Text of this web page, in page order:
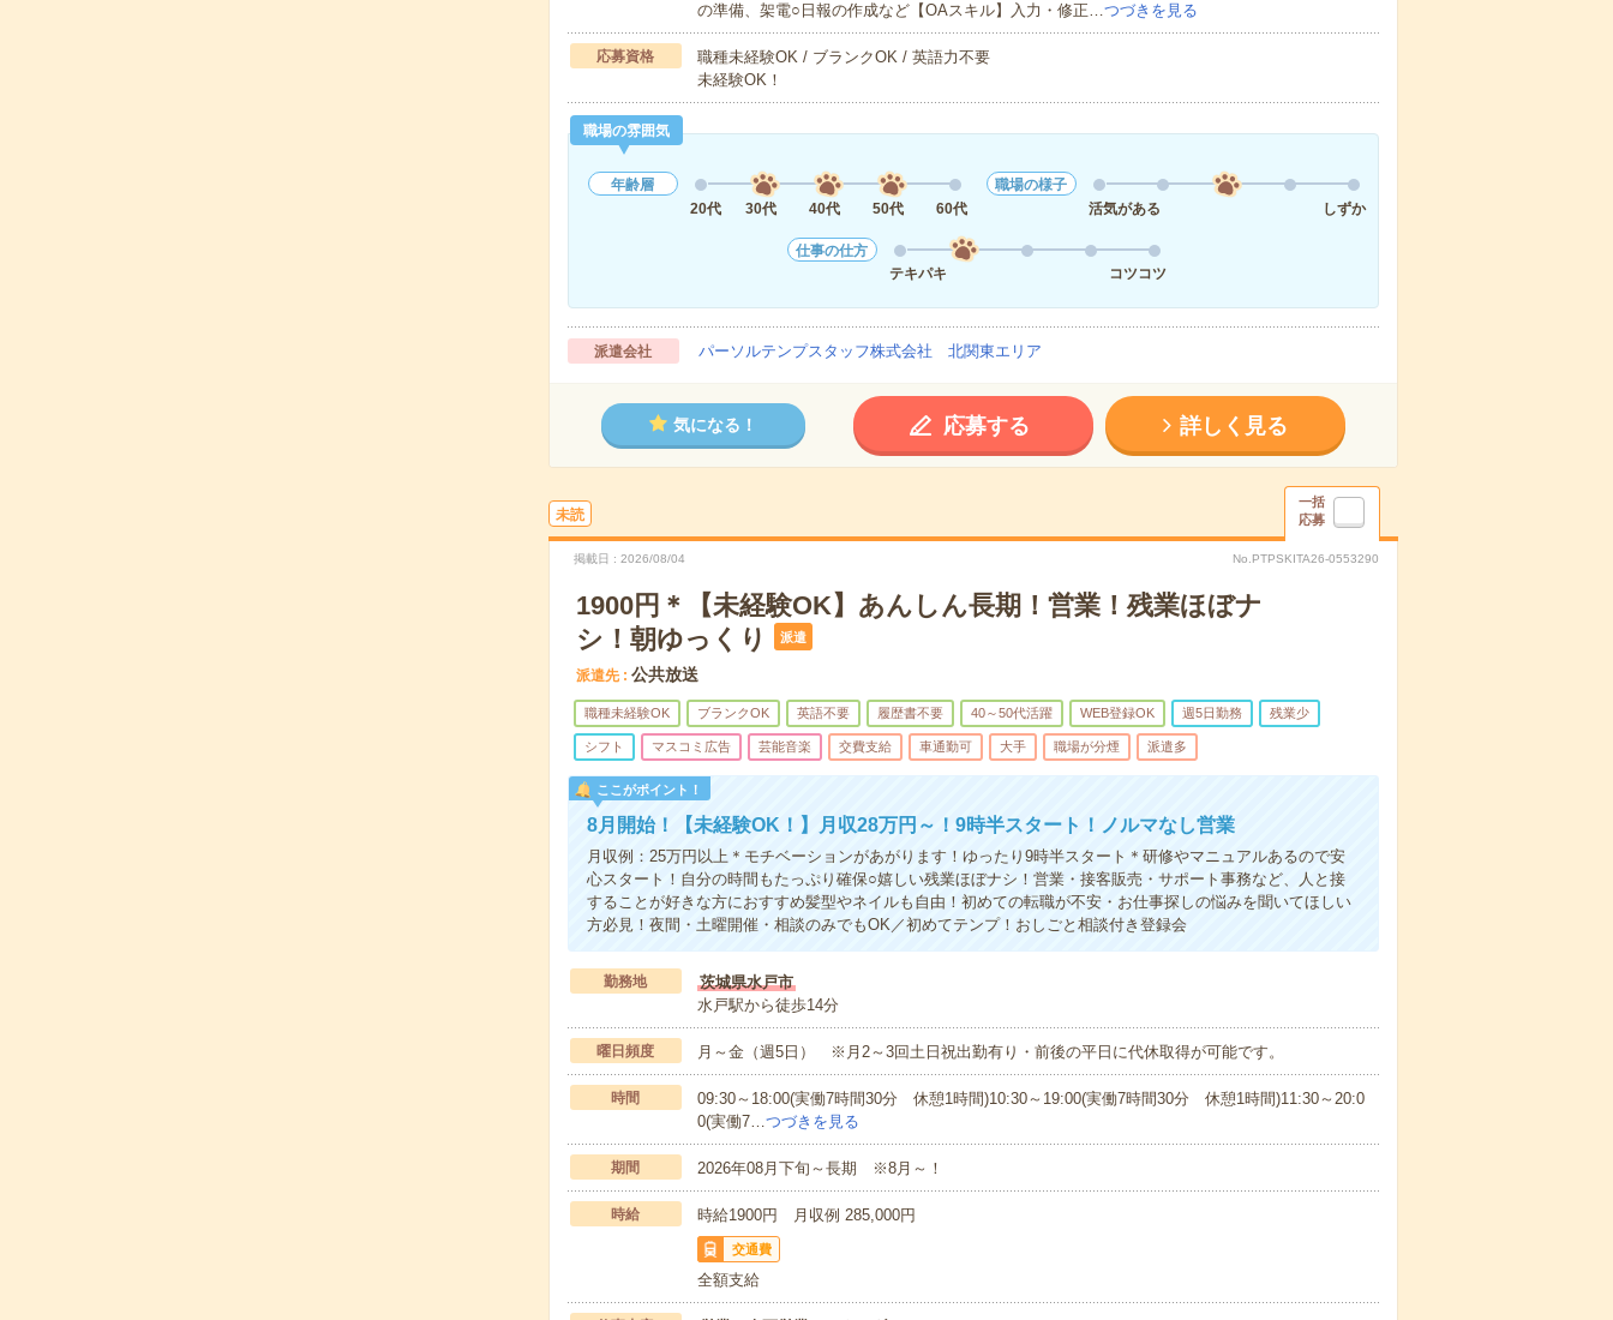
の準備、架電○日報の作成など【OAスキル】入力・修正…つづきを見る
応募資格
職種未経験OK / ブランクOK / 英語力不要
未経験OK！
職場の雰囲気
年齢層
20代
30代 40代 50代 60代
職場の様子
活気がある
しずか
仕事の仕方
テキパキ
コツコツ
派遣会社 パーソルテンプスタッフ株式会社 北関東エリア
気になる！ 応募する 詳しく見る
未読
一括
応募
掲載日 2026/08/04 No.PTPSKITA26-0553290
1900円＊【未経験OK】あんしん長期！営業！残業ほぼナ
シ！朝ゆっくり
派遣
派遣先 公共放送
職種未経験OK ブランクOK 英語不要 履歴書不要 40～50代活躍 WEB登録OK 週5日勤務 残業少
シフト マスコミ広告 芸能音楽 交費支給 車通勤可 大手 職場が分煙 派遣多
ここがポイント！
8月開始！【未経験OK！】月収28万円～！9時半スタート！ノルマなし営業
月収例：25万円以上＊モチベーションがあがります！ゆったり9時半スタート＊研修やマニュアルあるので安
心スタート！自分の時間もたっぷり確保○嬉しい残業ほぼナシ！営業・接客販売・サポート事務など、人と接
することが好きな方におすすめ髪型やネイルも自由！初めての転職が不安・お仕事探しの悩みを聞いてほしい
方必見！夜間・土曜開催・相談のみでもOK／初めてテンプ！おしごと相談付き登録会
勤務地
茨城県水戸市
水戸駅から徒歩14分
曜日頻度 月～金（週5日） ※月2～3回土日祝出勤有り・前後の平日に代休取得が可能です。
時間
09:30～18:00(実働7時間30分 休憩1時間)10:30～19:00(実働7時間30分 休憩1時間)11:30～20:0
0(実働7…つづきを見る
期間 2026年08月下旬～長期 ※8月～！
時給 時給1900円 月収例 285,000円
交通費
全額支給